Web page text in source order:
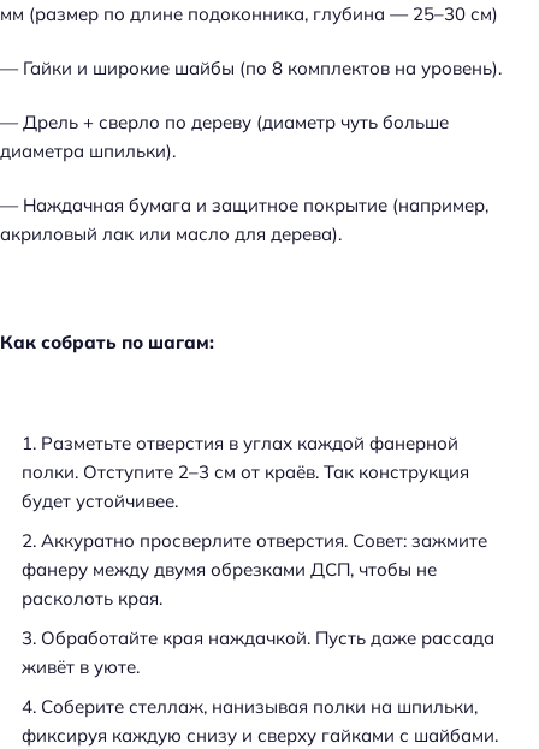
мм (размер по длине подоконника, глубина — 25–30 см)
— Гайки и широкие шайбы (по 8 комплектов на уровень).
— Дрель + сверло по дереву (диаметр чуть больше
диаметра шпильки).
— Наждачная бумага и защитное покрытие (например,
акриловый лак или масло для дерева).
Как собрать по шагам:
Разметьте отверстия в углах каждой фанерной
полки. Отступите 2–3 см от краёв. Так конструкция
будет устойчивее.
Аккуратно просверлите отверстия. Совет: зажмите
фанеру между двумя обрезками ДСП, чтобы не
расколоть края.
Обработайте края наждачкой. Пусть даже рассада
живёт в уюте.
Соберите стеллаж, нанизывая полки на шпильки,
фиксируя каждую снизу и сверху гайками с шайбами.